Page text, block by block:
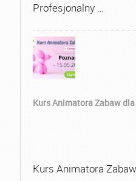
Profesjonalny …
Kurs Animatora Zabaw dla
Kurs Animatora